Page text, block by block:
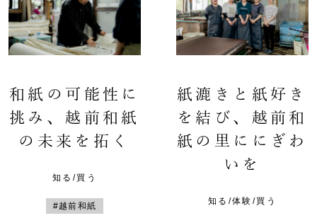
和紙の可能性に
挑み、越前和紙
の未来を拓く
知る/買う
#越前和紙
紙漉きと紙好き
を結び、越前和
紙の里ににぎわ
いを
知る/体験/買う